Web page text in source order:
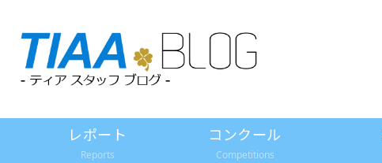
レポート
Reports
コンクール
Competitions